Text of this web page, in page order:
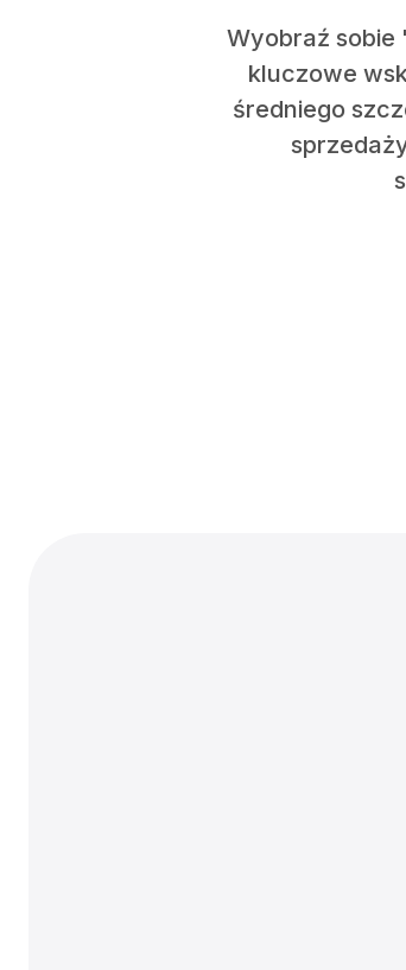
Wyobraź sobie
kluczowe
średniego